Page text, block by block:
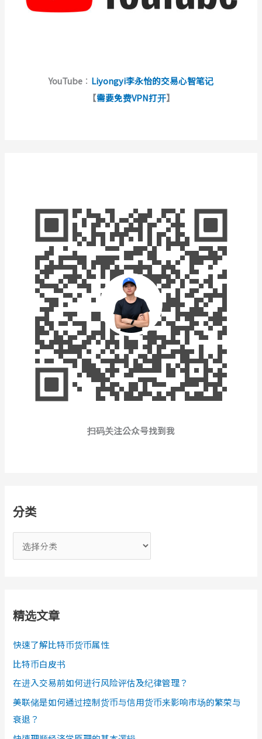
YouTube ： Liyongyi李永怡的交易心智笔记
【需要免费VPN打开】
扫码关注公众号找到我
分类
类
精选文章
快速了解比特币货币属性
比特币白皮书
在进入交易前如何进行风险评估及纪律管理？
美联储是如何通过控制货币与信用货币来影响市场的繁荣与
衰退？